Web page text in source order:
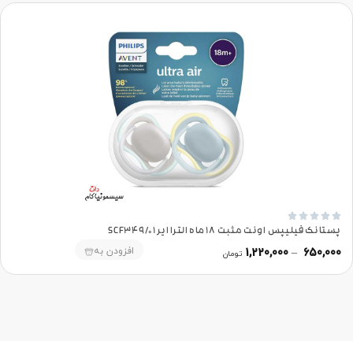





پستانک فیلیپس اونت مثبت 18 ماه الترا ایر SCF349/01
650,000
–
1,220,000 تومان افزودن به